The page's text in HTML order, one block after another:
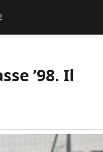
’98. Il